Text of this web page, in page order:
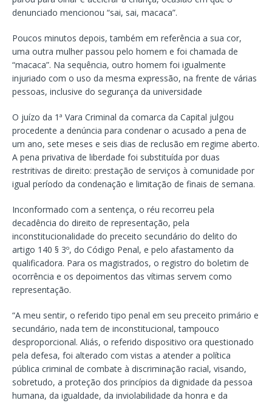
denunciado mencionou “sai, sai, macaca”.
Poucos minutos depois, também em referência a sua cor,
uma outra mulher passou pelo homem e foi chamada de
“macaca”. Na sequência, outro homem foi igualmente
injuriado com o uso da mesma expressão, na frente de várias
pessoas, inclusive do segurança da universidade
O juízo da 1ª Vara Criminal da comarca da Capital julgou
procedente a denúncia para condenar o acusado a pena de
um ano, sete meses e seis dias de reclusão em regime aberto.
A pena privativa de liberdade foi substituída por duas
restritivas de direito: prestação de serviços à comunidade por
igual período da condenação e limitação de finais de semana.
Inconformado com a sentença, o réu recorreu pela
decadência do direito de representação, pela
inconstitucionalidade do preceito secundário do delito do
artigo 140 § 3º, do Código Penal, e pelo afastamento da
qualificadora. Para os magistrados, o registro do boletim de
ocorrência e os depoimentos das vítimas servem como
representação.
“A meu sentir, o referido tipo penal em seu preceito primário e
secundário, nada tem de inconstitucional, tampouco
desproporcional. Aliás, o referido dispositivo ora questionado
pela defesa, foi alterado com vistas a atender a política
pública criminal de combate à discriminação racial, visando,
sobretudo, a proteção dos princípios da dignidade da pessoa
humana, da igualdade, da inviolabilidade da honra e da